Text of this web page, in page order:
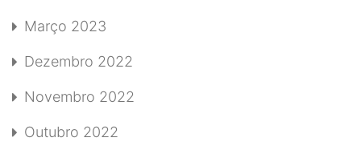
Março 2023
Dezembro 2022
Novembro 2022
Outubro 2022